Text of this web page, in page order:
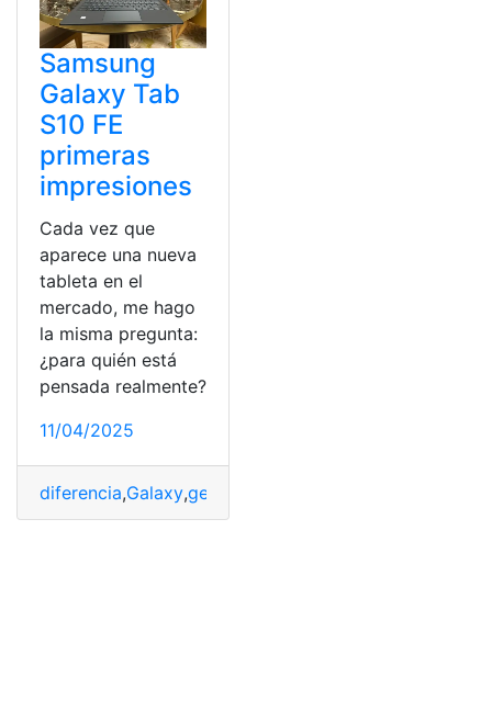
Samsung
Galaxy Tab
S10 FE
primeras
impresiones
Cada vez que
aparece una nueva
tableta en el
mercado, me hago
la misma pregunta:
¿para quién está
pensada realmente?
11/04/2025
diferencia,Galaxy,generosa